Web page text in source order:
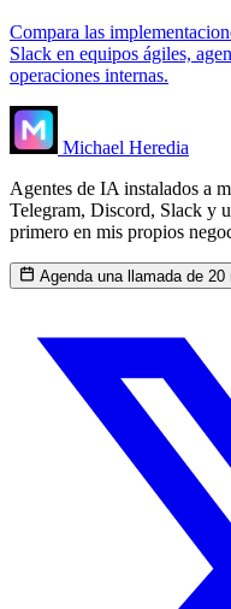
Compara las
Slack en equipos ágiles,
operaciones internas.
Michael Heredia
Agentes de IA instalados a
Telegram, Discord, Slack y
primero en mis propios
Agenda una llamada de 20